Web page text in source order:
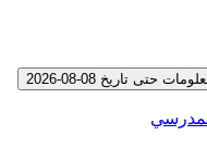
تاريخ 08-08-2026